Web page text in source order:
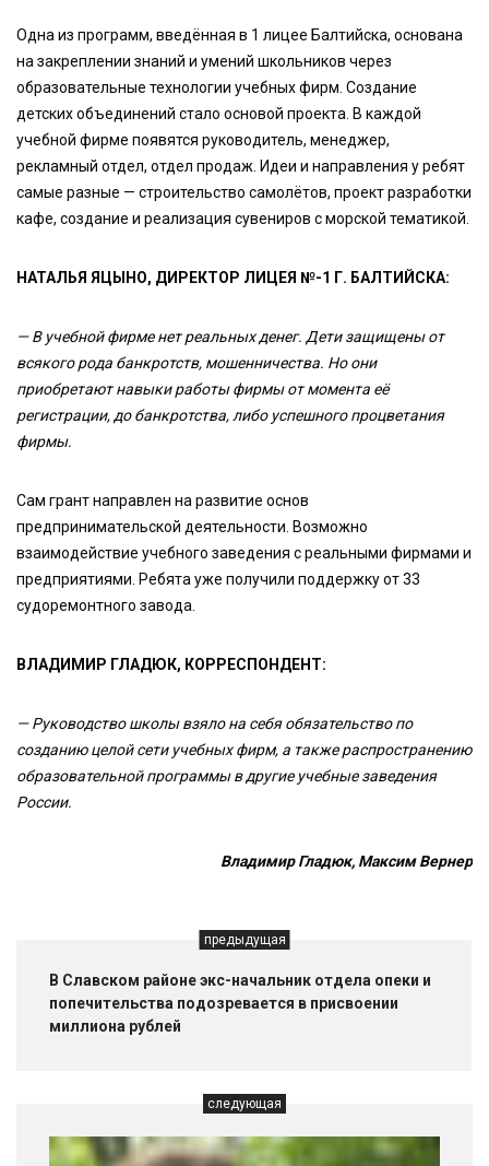
Одна из программ, введённая в 1 лицее Балтийска, основана
на закреплении знаний и умений школьников через
образовательные технологии учебных фирм. Создание
детских объединений стало основой проекта. В каждой
учебной фирме появятся руководитель, менеджер,
рекламный отдел, отдел продаж. Идеи и направления у ребят
самые разные — строительство самолётов, проект разработки
кафе, создание и реализация сувениров с морской тематикой.
НАТАЛЬЯ ЯЦЫНО, ДИРЕКТОР ЛИЦЕЯ №-1 Г. БАЛТИЙСКА:
— В учебной фирме нет реальных денег. Дети защищены от
всякого рода банкротств, мошенничества. Но они
приобретают навыки работы фирмы от момента её
регистрации, до банкротства, либо успешного процветания
фирмы.
Сам грант направлен на развитие основ
предпринимательской деятельности. Возможно
взаимодействие учебного заведения с реальными фирмами и
предприятиями. Ребята уже получили поддержку от 33
судоремонтного завода.
ВЛАДИМИР ГЛАДЮК, КОРРЕСПОНДЕНТ:
— Руководство школы взяло на себя обязательство по
созданию целой сети учебных фирм, а также распространению
образовательной программы в другие учебные заведения
России.
Владимир Гладюк, Максим Вернер
предыдущая
В Славском районе экс-начальник отдела опеки и
попечительства подозревается в присвоении
миллиона рублей
следующая